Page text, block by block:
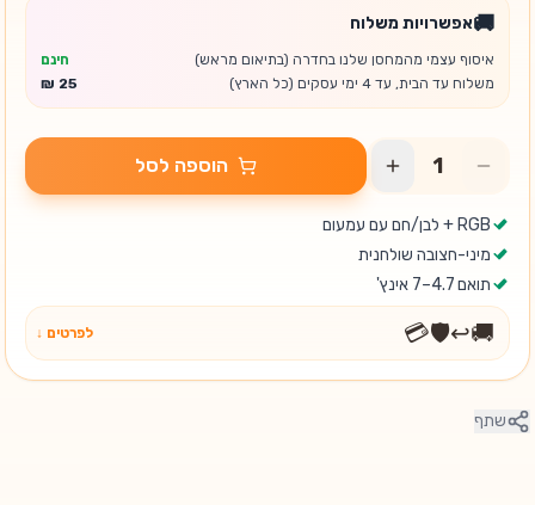
🚚אפשרויות משלוח
איסוף עצמי מהמחסן שלנו בחדרה (בתיאום מראש)
חינם
משלוח עד הבית, עד 4 ימי עסקים (כל הארץ)
הוספה לסל
RGB + לבן/חם עם עמעום
מיני-חצובה שולחנית
תואם 4.7–7 אינץ'
🚚
↩️
🛡️
💳 לפרטים ↓
שתף